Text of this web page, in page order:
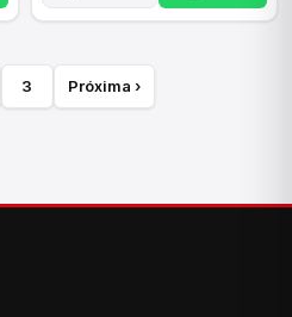
3 Próxima ›